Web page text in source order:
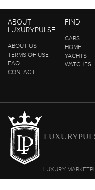
ABOUT
LUXURYPULSE
ABOUT US
TERMS OF USE
FAQ
CONTACT
FIND
CARS
HOME
YACHTS
WATCHES
LUXURY